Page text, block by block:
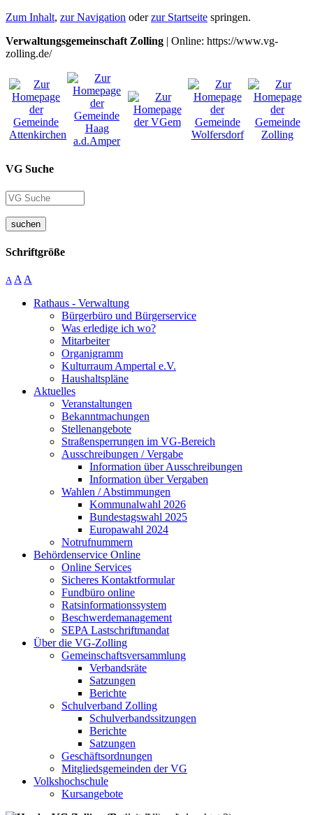
Zum Inhalt, zur Navigation oderzur Startseite springen.
Verwaltungsgemeinschaft Zolling | Online: https://www.vg-
zolling.de/
VG Suche
suchen
Schriftgröße
A A A
Rathaus - Verwaltung
Bürgerbüro und Bürgerservice
Was erledige ich wo?
Mitarbeiter
Organigramm
Kulturraum Ampertal e.V.
Haushaltspläne
Aktuelles
Veranstaltungen
Bekanntmachungen
Stellenangebote
Straßensperrungen im VG-Bereich
Ausschreibungen / Vergabe
Information über Ausschreibungen
Information über Vergaben
Wahlen / Abstimmungen
Kommunalwahl 2026
Bundestagswahl 2025
Europawahl 2024
Notrufnummern
Behördenservice Online
Online Services
Sicheres Kontaktformular
Fundbüro online
Ratsinformationssystem
Beschwerdemanagement
SEPA Lastschriftmandat
Über die VG-Zolling
Gemeinschaftsversammlung
Verbandsräte
Satzungen
Berichte
Schulverband Zolling
Schulverbandssitzungen
Berichte
Satzungen
Geschäftsordnungen
Mitgliedsgemeinden der VG
Volkshochschule
Kursangebote